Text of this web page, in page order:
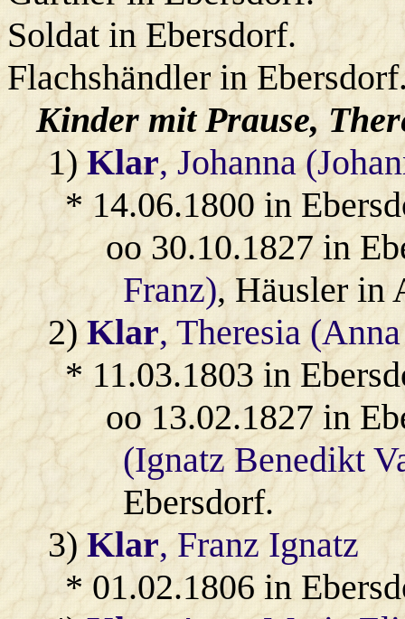
Soldat in Ebersdorf.
Flachshändler in
Kinder mit Prause,
1)Klar, Johanna
* 14.06.1800 in
oo 30.10.1827 in
Franz), Häusler in
2)Klar, Theresia
* 11.03.1803 in
oo 13.02.1827 in
(Ignatz Benedikt
Ebersdorf.
3)Klar, Franz Ignatz
* 01.02.1806 in